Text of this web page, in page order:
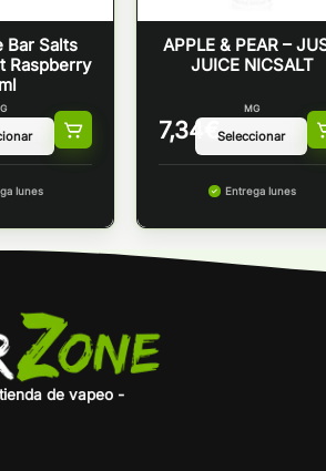
Salts
Raspberry
lunes
APPLE & PEAR –
JUICE NICSALT
7,34 €
MG
Entrega lunes
de vapeo -